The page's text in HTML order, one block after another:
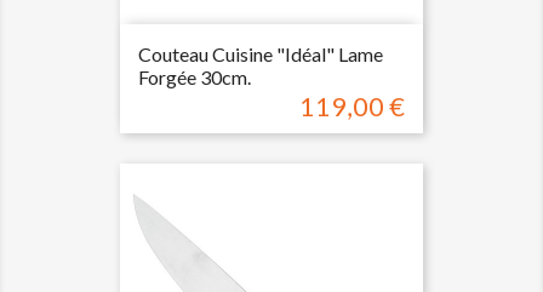
Couteau Cuisine "Idéal" Lame
Forgée 30cm.
Prix
119,00 €